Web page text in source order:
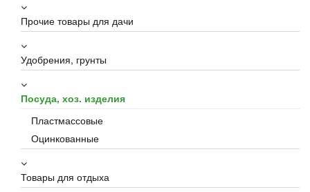
Прочие товары для дачи
Удобрения, грунты
Посуда, хоз. изделия
Пластмассовые
Оцинкованные
Товары для отдыха